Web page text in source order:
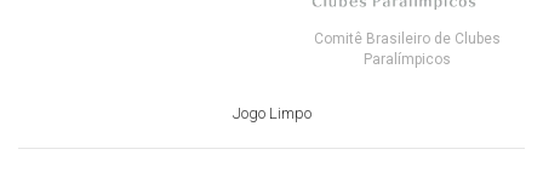
Comitê Brasileiro de Clubes
Paralímpicos
Jogo Limpo